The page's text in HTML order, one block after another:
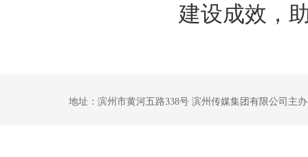
建设成效，
地址：滨州市黄河五路338号 滨州传媒集团有限公司主